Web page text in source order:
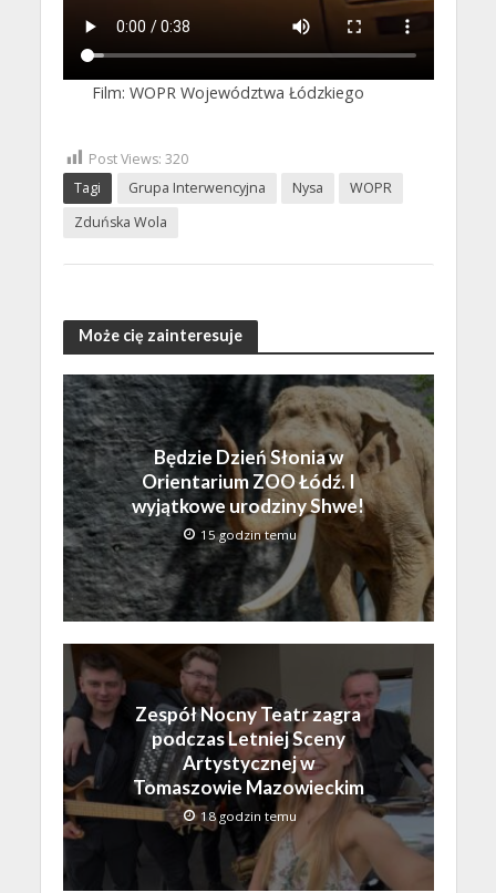
Film: WOPR Województwa Łódzkiego
Post Views: 320
Tagi
Grupa Interwencyjna Nysa
WOPR
Zduńska Wola
Może cię zainteresuje
Będzie Dzień Słonia w
Orientarium ZOO Łódź. I
wyjątkowe urodziny Shwe!
15 godzin temu
Zespół Nocny Teatr zagra
podczas Letniej Sceny
Artystycznej w
Tomaszowie Mazowieckim
18 godzin temu